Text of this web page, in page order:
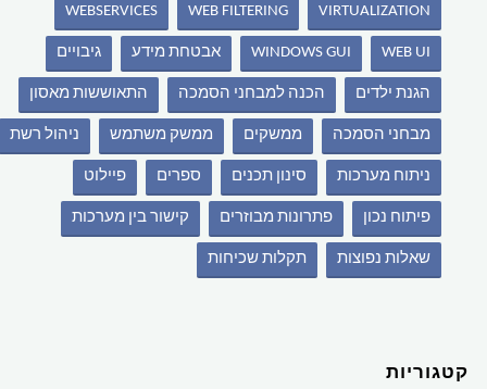
VIRTUALIZATION
WEB FILTERING
WEBSERVICES
WEB UI
WINDOWS GUI אבטחת מידע גיבויים
הגנת ילדים הכנה למבחני הסמכה התאוששות מאסון
מבחני הסמכה ממשקים ממשק משתמש ניהול רשת
ניתוח מערכות סינון תכנים ספרים פיילוט
פיתוח נכון פתרונות מבוזרים קישור בין מערכות
שאלות נפוצות תקלות שכיחות
קטגוריות